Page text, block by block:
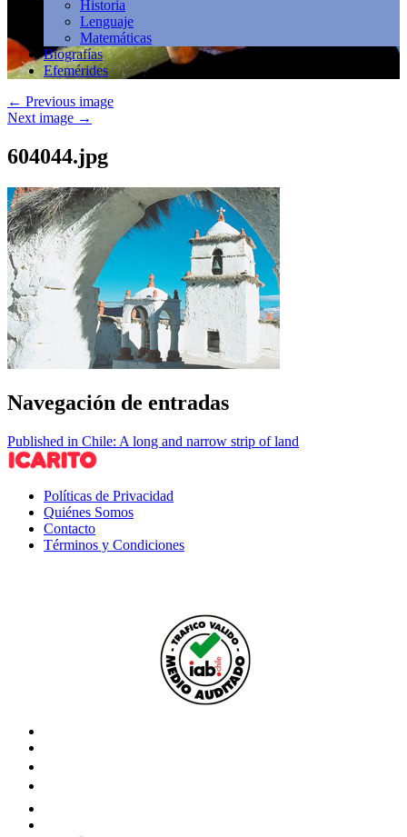
Historia
Lenguaje
Matemáticas
Biografías
Efemérides
← Previous image
Next image →
604044.jpg
Navegación de entradas
Published in Chile: A long and narrow strip of land
Políticas de Privacidad
Quiénes Somos
Contacto
Términos y Condiciones